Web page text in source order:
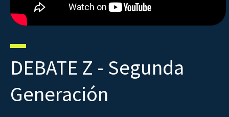
DEBATE Z - Segunda
Generación